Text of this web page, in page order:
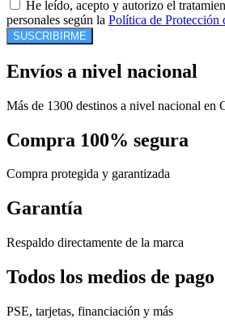
He leído, acepto y autorizo el
personales según la Política de Protección
SUSCRIBIRME
Envíos a nivel nacional
Más de 1300 destinos a nivel nacional en
Compra 100% segura
Compra protegida y garantizada
Garantía
Respaldo directamente de la marca
Todos los medios de pago
PSE, tarjetas, financiación y más